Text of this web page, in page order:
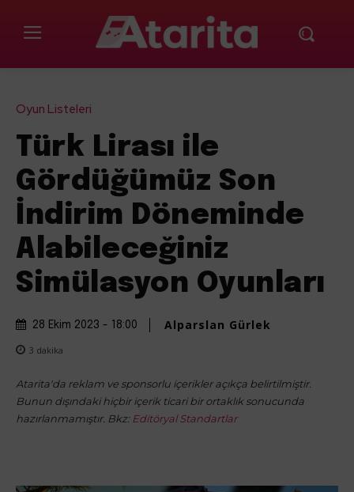
Oyun Listeleri
Türk Lirası ile
Gördüğümüz Son
İndirim Döneminde
Alabileceğiniz
Simülasyon Oyunları
28 Ekim 2023 - 18:00 Alparslan Gürlek
3 dakika
Atarita'da reklam ve sponsorlu içerikler açıkça belirtilmiştir.
Bunun dışındaki hiçbir içerik ticari bir ortaklık sonucunda
hazırlanmamıştır. Bkz: Editöryal Standartlar